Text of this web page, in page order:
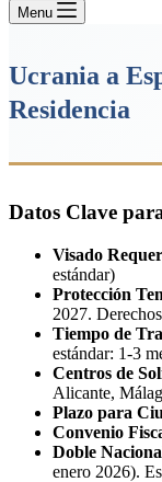
Menu
Ucrania a
Residencia
Datos Clave
Visado
estándar)
Protección
2027.
Tiempo de
estándar: 1-3
Centros de
Alicante,
Plazo para
Convenio
Doble
enero 2026).